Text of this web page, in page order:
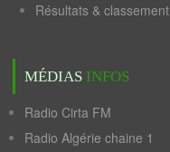
Résultats & classement
MÉDIAS INFOS
Radio Cirta FM
Radio Algérie chaine 1